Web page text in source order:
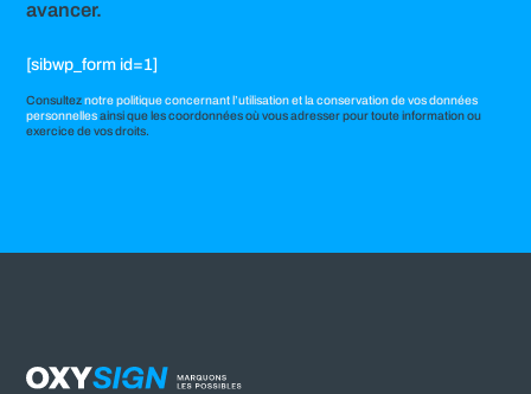
avancer.
[sibwp_form id=1]
Consulteznotre politique concernant l’utilisation et la conservation de vos données
personnellesainsi que les coordonnées où vous adresser pour toute information ou
exercice de vos droits.